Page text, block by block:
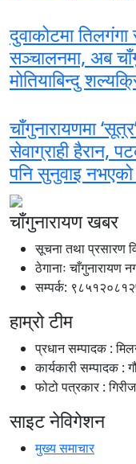
दुवाकोटमा
सञ्चालनमा, अब
मोतियाबिन्दु
चाँगुनारायणमा
सेवाग्राही हैरान,
पनि सुनुवाइ
चाँगुनारायण खबर
सूचना तथा प्रसारण
ठेगानाः चाँगुनारायण
सम्पर्क:
हाम्रो टीम
प्रधान सम्पादक :
कार्यकारी सम्पादक :
फोटो पत्रकार :
साइट नेविगेशन
मुख्य समाचार